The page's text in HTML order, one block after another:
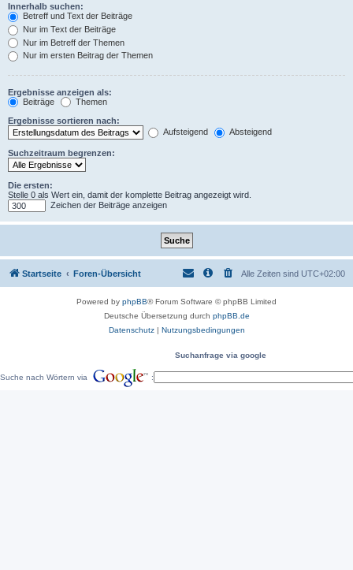
Innerhalb suchen:
Betreff und Text der Beiträge
Nur im Text der Beiträge
Nur im Betreff der Themen
Nur im ersten Beitrag der Themen
Ergebnisse anzeigen als:
Beiträge
Themen
Ergebnisse sortieren nach:
Aufsteigend
Absteigend
Suchzeitraum begrenzen:
Die ersten:
Stelle 0 als Wert ein, damit der komplette Beitrag angezeigt wird.
Zeichen der Beiträge anzeigen
Startseite Foren-Übersicht Alle Zeiten sind UTC+02:00
Powered by phpBB® Forum Software © phpBB Limited
Deutsche Übersetzung durch phpBB.de
Datenschutz| Nutzungsbedingungen
Suchanfrage via google
Suche nach Wörtern via :